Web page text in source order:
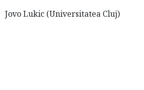
Jovo Lukic (Universitatea Cluj)